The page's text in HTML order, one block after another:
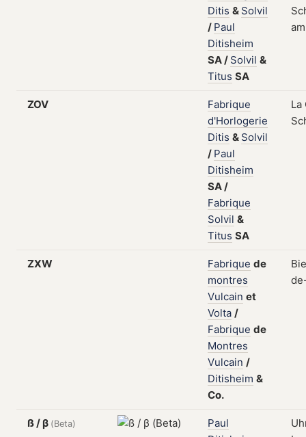
Ditis & Solvil
/ Paul
Ditisheim
SA/ Solvil &
Titus SA
ZOV
Fabrique
d'Horlogerie
Ditis & Solvil
/ Paul
Ditisheim
SA/
Fabrique
Solvil &
Titus SA
La
ZXW Fabrique de
montres
Vulcain et
Volta /
Fabrique de
Montres
Vulcain /
Ditisheim &
Co.
ß / β (Beta)
Paul